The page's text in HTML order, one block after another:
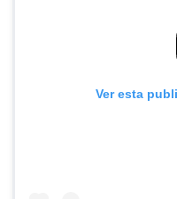
Ver esta